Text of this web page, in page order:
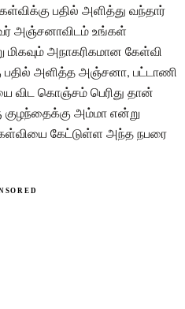
பதில் அளித்து வந்தார்
அஞ்சனாவிடம் உங்கள்
அநாகரிகமான கேள்வி
பதில் அளித்த அஞ்சனா, பட்டாணி
கொஞ்சம் பெரிது தான்
குழந்தைக்கு அம்மா என்று
கேட்டுள்ள அந்த நபரை